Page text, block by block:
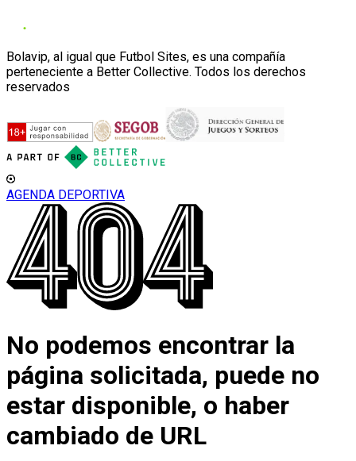
Bolavip, al igual que Futbol Sites, es una compañía
perteneciente a Better Collective. Todos los derechos
reservados
AGENDA DEPORTIVA
No podemos encontrar la
página solicitada, puede no
estar disponible, o haber
cambiado de URL